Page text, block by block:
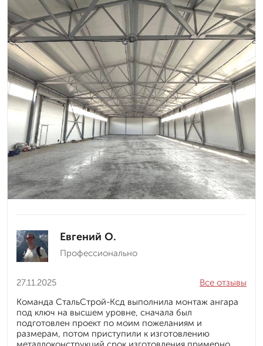
Евгений О.
Профессионально
27.11.2025
Все отзывы
Команда СтальСтрой-Ксд выполнила монтаж ангара
под ключ на высшем уровне, сначала был
подготовлен проект по моим пожеланиям и
размерам, потом приступили к изготовлению